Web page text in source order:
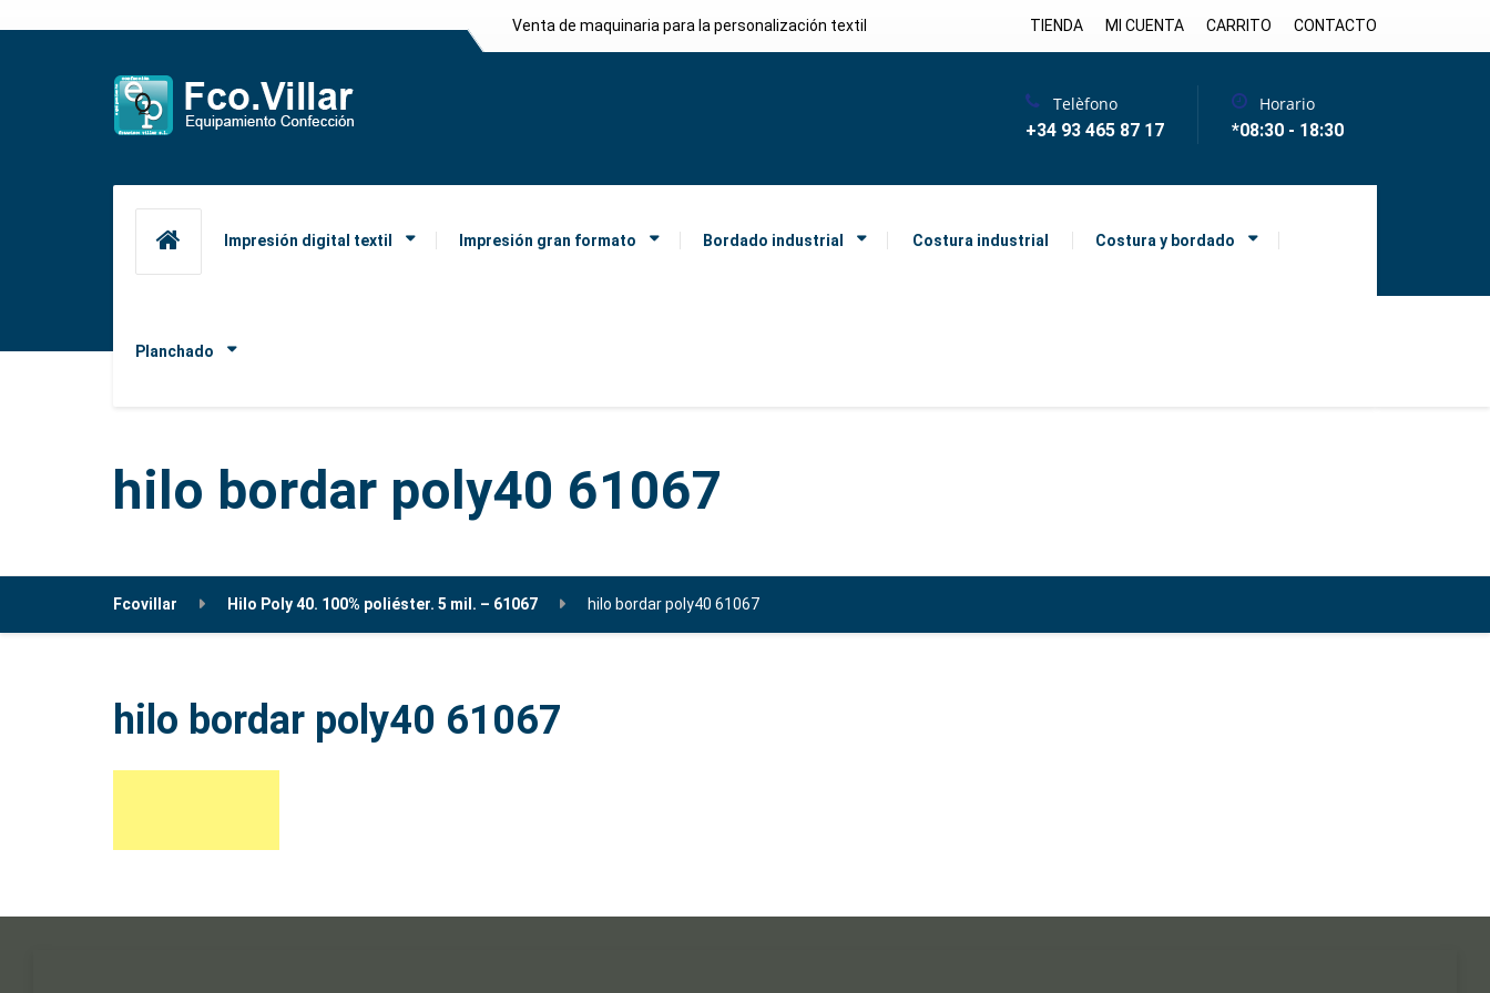
Venta de maquinaria para la personalización textil TIENDA MI CUENTA CARRITO CONTACTO
Impresión digital textil Impresión gran formato Bordado industrial Costura industrial Costura y bordado
Planchado
Telèfono
+34 93 465 87 17
Horario
*08:30 - 18:30
hilo bordar poly40 61067
Fcovillar Hilo Poly 40. 100% poliéster. 5 mil. – 61067 hilo bordar poly40 61067
hilo bordar poly40 61067